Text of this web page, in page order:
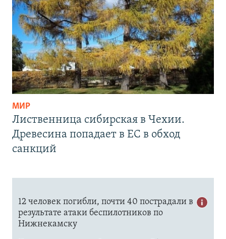
МИР
Лиственница сибирская в Чехии.
Древесина попадает в ЕС в обход
санкций